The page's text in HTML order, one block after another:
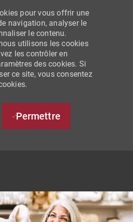
MAIN CONTENT
pour vous offrir une
navigation, analyser le
le contenu.
utilisons les cookies
les contrôler en
des cookies. Si
ce site, vous consentez
Permettre